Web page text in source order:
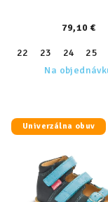
79,10 €
22 23 24 25
Na
Univerzálna obuv